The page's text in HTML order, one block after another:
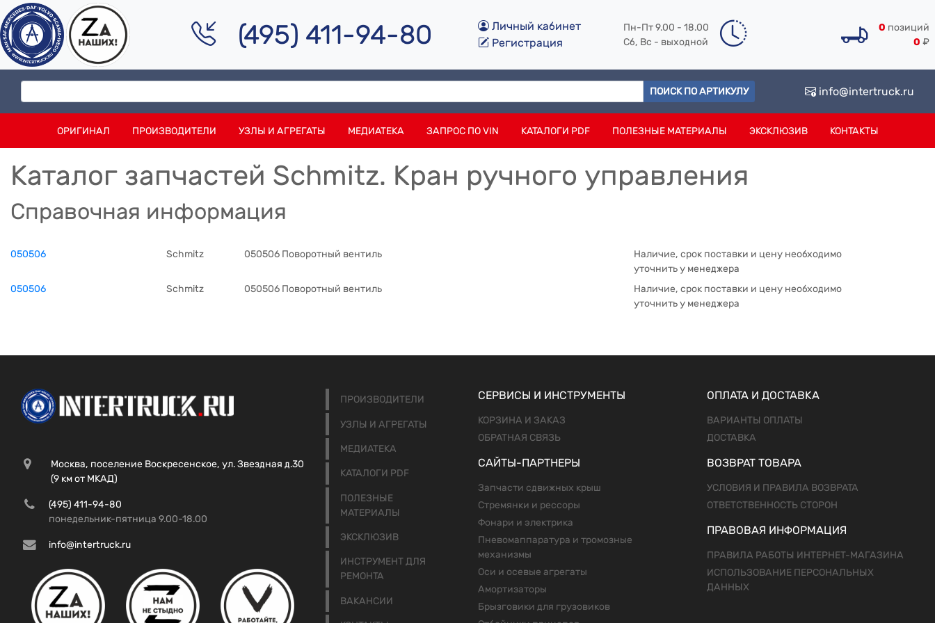
(495) 411-94-80
Личный кабинет
Регистрация
Пн-Пт 9.00 - 18.00
Сб, Вс - выходной
0 позиций
0 ₽
ПОИСК ПО АРТИКУЛУ info@intertruck.ru
ОРИГИНАЛ ПРОИЗВОДИТЕЛИ УЗЛЫ И АГРЕГАТЫ МЕДИАТЕКА ЗАПРОС ПО VIN КАТАЛОГИ PDF ПОЛЕЗНЫЕ МАТЕРИАЛЫ ЭКСКЛЮЗИВ КОНТАКТЫ
Каталог запчастей Schmitz. Кран ручного управления
Справочная информация
050506 Schmitz 050506 Поворотный вентиль
Наличие, срок поставки и цену необходимо
уточнить у менеджера
050506
Schmitz 050506 Поворотный вентиль
Наличие, срок поставки и цену необходимо
уточнить у менеджера
Москва, поселение Воскресенское, ул. Звездная д.30
(9 км от МКАД)
(495) 411-94-80
понедельник-пятница 9.00-18.00
info@intertruck.ru
ПРОИЗВОДИТЕЛИ
УЗЛЫ И АГРЕГАТЫ
МЕДИАТЕКА
КАТАЛОГИ PDF
ПОЛЕЗНЫЕ
МАТЕРИАЛЫ
ЭКСКЛЮЗИВ
ИНСТРУМЕНТ ДЛЯ
РЕМОНТА
ВАКАНСИИ
СЕРВИСЫ И ИНСТРУМЕНТЫ
КОРЗИНА И ЗАКАЗ
ОБРАТНАЯ СВЯЗЬ
САЙТЫ-ПАРТНЕРЫ
Запчасти сдвижных крыш
Стремянки и рессоры
Фонари и электрика
Пневомаппаратура и тромозные
механизмы
Оси и осевые агрегаты
Амортизаторы
Брызговики для грузовиков
ОПЛАТА И ДОСТАВКА
ВАРИАНТЫ ОПЛАТЫ
ДОСТАВКА
ВОЗВРАТ ТОВАРА
УСЛОВИЯ И ПРАВИЛА ВОЗВРАТА
ОТВЕТСТВЕННОСТЬ СТОРОН
ПРАВОВАЯ ИНФОРМАЦИЯ
ПРАВИЛА РАБОТЫ ИНТЕРНЕТ-МАГАЗИНА
ИСПОЛЬЗОВАНИЕ ПЕРСОНАЛЬНЫХ
ДАННЫХ